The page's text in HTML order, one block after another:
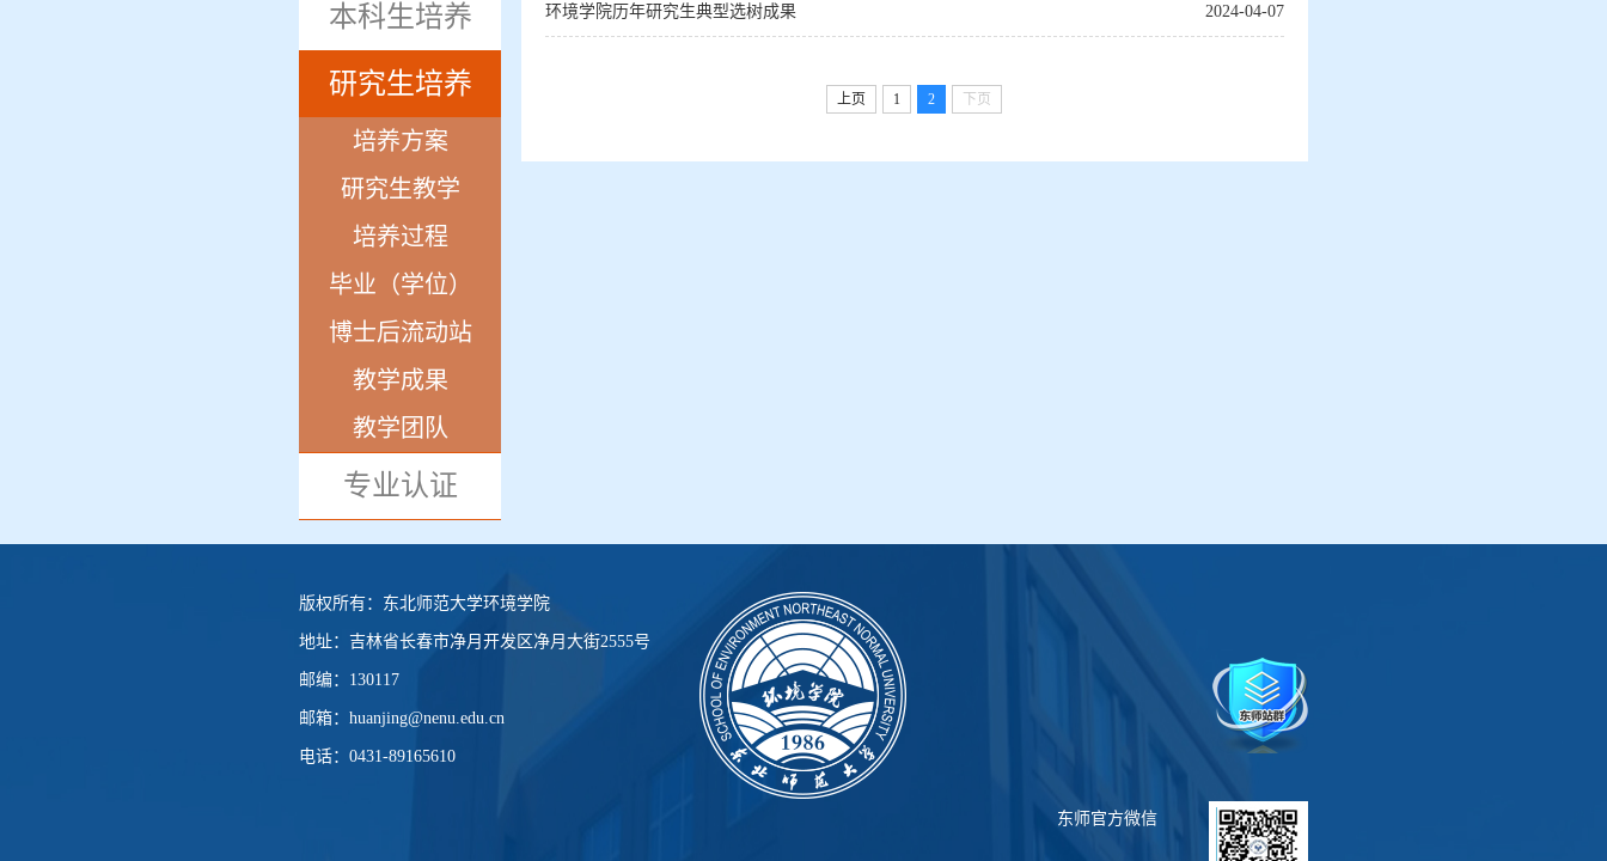
本科生培养
研究生培养
培养方案
研究生教学
培养过程
毕业（学位）
博士后流动站
教学成果
教学团队
专业认证
环境学院历年研究生典型选树成果 2024-04-07
上页 1 2 下页
版权所有： 东北师范大学环境学院
地址：吉林省长春市净月开发区净月大街2555号
邮编： 130117
邮箱：huanjing@nenu.edu.cn
电话：0431-89165610
东师官方微信